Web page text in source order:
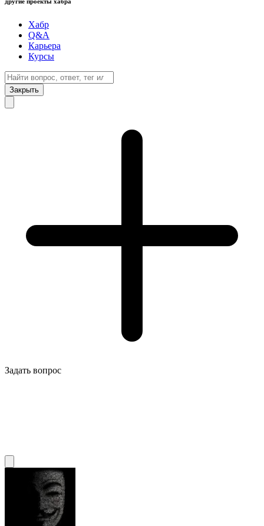
Хабр
Q&A
Карьера
Курсы
Закрыть
Задать вопрос